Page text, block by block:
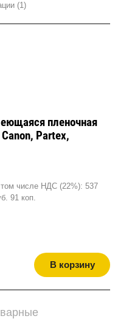
(1)
пленочная
Partex,
числе НДС (22%): 537
91 коп.
В корзину